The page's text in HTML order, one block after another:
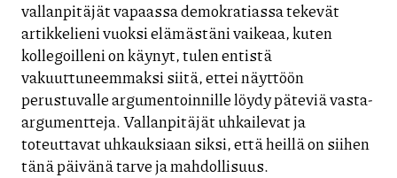
vallanpitäjät vapaassa demokratiassa tekevät
artikkelieni vuoksi elämästäni vaikeaa, kuten
kollegoilleni on käynyt, tulen entistä
vakuuttuneemmaksi siitä, ettei näyttöön
perustuvalle argumentoinnille löydy päteviä vasta-
argumentteja. Vallanpitäjät uhkailevat ja
toteuttavat uhkauksiaan siksi, että heillä on siihen
tänä päivänä tarve ja mahdollisuus.